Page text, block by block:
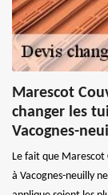
Marescot
changer les
Vacognes-
Le fait que Marescot
à Vacognes-neuilly